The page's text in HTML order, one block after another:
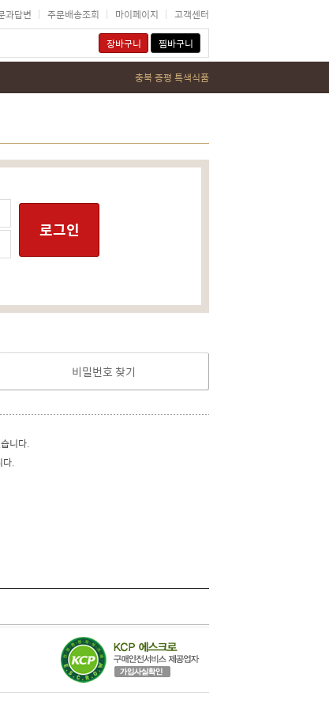
과답변 주문배송조회 마이페이지
고객센터
장바구니 찜바구니
충북 증평 특색식품
로그인
비밀번호 찾기
니다.
다.